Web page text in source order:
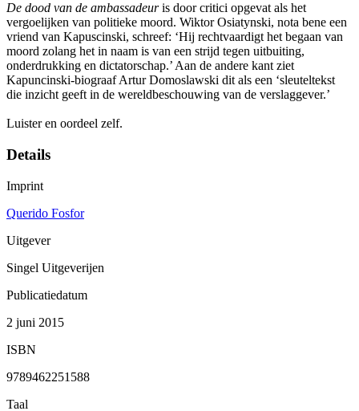
De dood van de ambassadeuris door critici opgevat als het
vergoelijken van politieke moord. Wiktor Osiatynski, nota bene een
vriend van Kapuscinski, schreef: ‘Hij rechtvaardigt het begaan van
moord zolang het in naam is van een strijd tegen uitbuiting,
onderdrukking en dictatorschap.’ Aan de andere kant ziet
Kapuncinski-biograaf Artur Domoslawski dit als een ‘sleuteltekst
die inzicht geeft in de wereldbeschouwing van de verslaggever.’
Luister en oordeel zelf.
Details
Imprint
Querido Fosfor
Uitgever
Singel Uitgeverijen
Publicatiedatum
2 juni 2015
ISBN
9789462251588
Taal